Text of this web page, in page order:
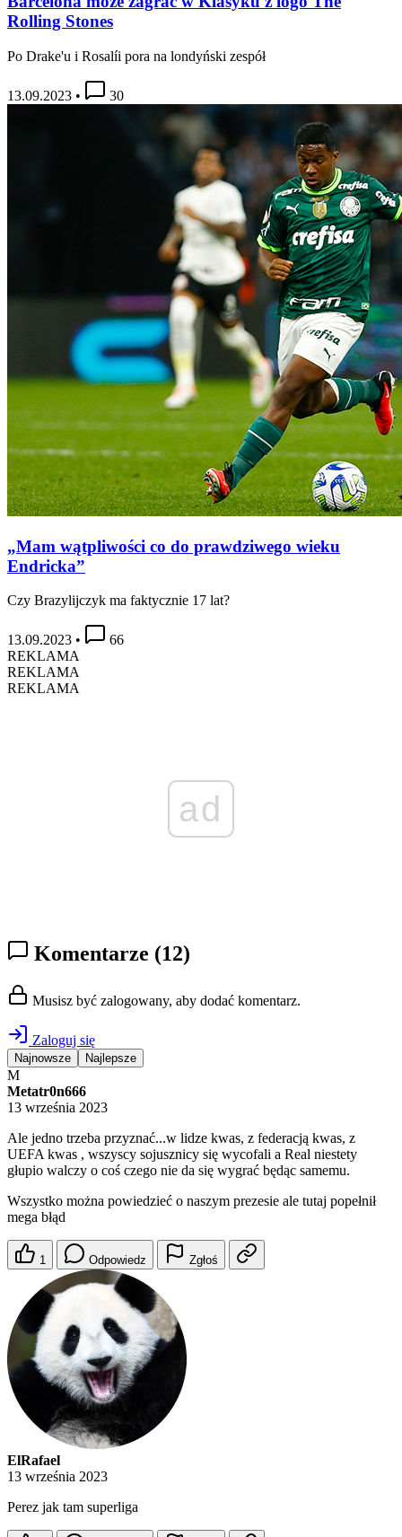
Rolling Stones
Po Drake'u i Rosalíi pora na londyński zespół
13.09.2023 • 30
„Mam wątpliwości co do prawdziwego wieku
Endricka”
Czy Brazylijczyk ma faktycznie 17 lat?
13.09.2023 •
66
REKLAMA
REKLAMA
REKLAMA
ad
Komentarze (12)
Musisz być zalogowany, aby dodać komentarz.
Zaloguj się
Najnowsze Najlepsze
M
Metatr0n666
13 września 2023
Ale jedno trzeba przyznać...w lidze kwas, z federacją kwas, z
UEFA kwas , wszyscy sojusznicy się wycofali a Real niestety
głupio walczy o coś czego nie da się wygrać będąc samemu.
Wszystko można powiedzieć o naszym prezesie ale tutaj popełnił
mega błąd
1 Odpowiedz Zgłoś
ElRafael
13 września 2023
Perez jak tam superliga